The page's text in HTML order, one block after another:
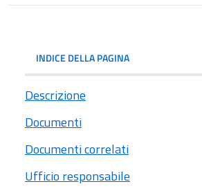
INDICE DELLA PAGINA
Descrizione
Documenti
Documenti correlati
Ufficio responsabile